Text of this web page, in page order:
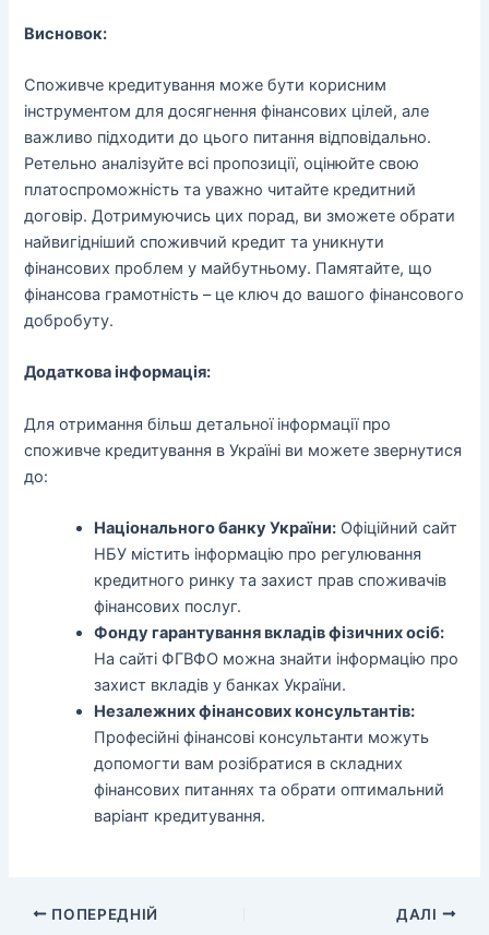
Висновок:
Споживче кредитування може бути корисним
інструментом для досягнення фінансових цілей, але
важливо підходити до цього питання відповідально.
Ретельно аналізуйте всі пропозиції, оцінюйте свою
платоспроможність та уважно читайте кредитний
договір. Дотримуючись цих порад, ви зможете обрати
найвигідніший споживчий кредит та уникнути
фінансових проблем у майбутньому. Памятайте, що
фінансова грамотність – це ключ до вашого фінансового
добробуту.
Додаткова інформація:
Для отримання більш детальної інформації про
споживче кредитування в Україні ви можете звернутися
до:
Національного банку України: Офіційний сайт
НБУ містить інформацію про регулювання
кредитного ринку та захист прав споживачів
фінансових послуг.
Фонду гарантування вкладів фізичних осіб:
На сайті ФГВФО можна знайти інформацію про
захист вкладів у банках України.
Незалежних фінансових консультантів:
Професійні фінансові консультанти можуть
допомогти вам розібратися в складних
фінансових питаннях та обрати оптимальний
варіант кредитування.
ПОПЕРЕДНІЙ ДАЛІ